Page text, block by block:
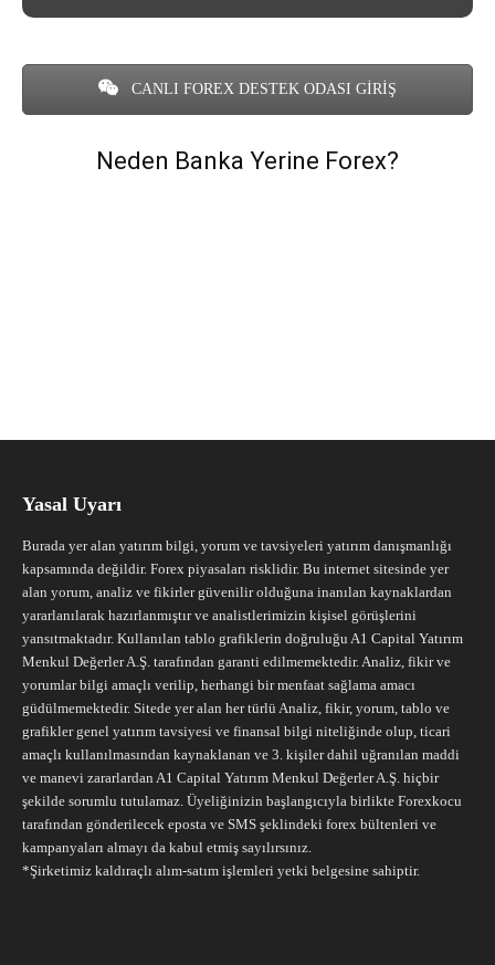
CANLI FOREX DESTEK ODASI GİRİŞ
Neden Banka Yerine Forex?
Yasal Uyarı
Burada yer alan yatırım bilgi, yorum ve tavsiyeleri yatırım danışmanlığı
kapsamında değildir. Forex piyasaları risklidir. Bu internet sitesinde yer
alan yorum, analiz ve fikirler güvenilir olduğuna inanılan kaynaklardan
yararlanılarak hazırlanmıştır ve analistlerimizin kişisel görüşlerini
yansıtmaktadır. Kullanılan tablo grafiklerin doğruluğu A1 Capital Yatırım
Menkul Değerler A.Ş. tarafından garanti edilmemektedir. Analiz, fikir ve
yorumlar bilgi amaçlı verilip, herhangi bir menfaat sağlama amacı
güdülmemektedir. Sitede yer alan her türlü Analiz, fikir, yorum, tablo ve
grafikler genel yatırım tavsiyesi ve finansal bilgi niteliğinde olup, ticari
amaçlı kullanılmasından kaynaklanan ve 3. kişiler dahil uğranılan maddi
ve manevi zararlardan A1 Capital Yatırım Menkul Değerler A.Ş. hiçbir
şekilde sorumlu tutulamaz. Üyeliğinizin başlangıcıyla birlikte Forexkocu
tarafından gönderilecek eposta ve SMS şeklindeki forex bültenleri ve
kampanyaları almayı da kabul etmiş sayılırsınız.
*Şirketimiz kaldıraçlı alım-satım işlemleri yetki belgesine sahiptir.